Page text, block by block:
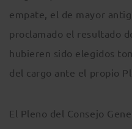
empate, el de mayor
proclamado el resultado
hubieren sido elegidos
del cargo ante el propio
El Pleno del Consejo